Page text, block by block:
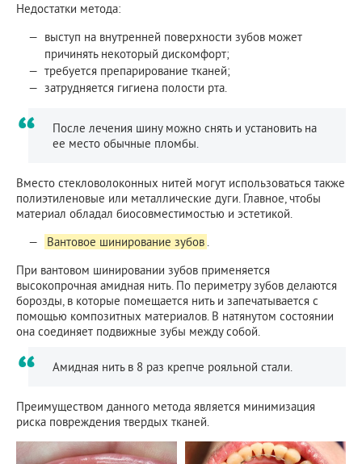
Недостатки метода:
выступ на внутренней поверхности зубов может
причинять некоторый дискомфорт;
требуется препарирование тканей;
затрудняется гигиена полости рта.
После лечения шину можно снять и установить на
ее место обычные пломбы.
Вместо стекловолоконных нитей могут использоваться также
полиэтиленовые или металлические дуги. Главное, чтобы
материал обладал биосовместимостью и эстетикой.
Вантовое шинирование зубов .
При вантовом шинировании зубов применяется
высокопрочная амидная нить. По периметру зубов делаются
борозды, в которые помещается нить и запечатывается с
помощью композитных материалов. В натянутом состоянии
она соединяет подвижные зубы между собой.
Амидная нить в 8 раз крепче рояльной стали.
Преимуществом данного метода является минимизация
риска повреждения твердых тканей.